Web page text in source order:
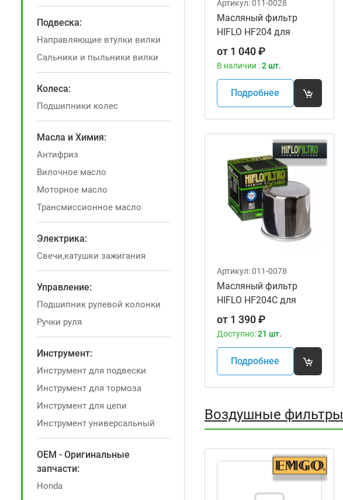
Подвеска:
Направляющие втулки вилки
Сальники и пыльники вилки
Колеса:
Подшипники колес
Масла и Химия:
Антифриз
Вилочное масло
Моторное масло
Трансмиссионное масло
Электрика:
Свечи,катушки зажигания
Управление:
Подшипник рулевой колонки
Ручки руля
Инструмент:
Инструмент для подвески
Инструмент для тормоза
Инструмент для цепи
Инструмент универсальный
OEM - Оригинальные
запчасти:
Honda
Артикул:011-0028
Масляный фильтр
HIFLO HF204 для
мотоциклов
от 1 040₽
В наличии :2 шт.
Подробнее
Артикул:011-0078
Масляный фильтр
HIFLO HF204C для
мотоциклов
от 1 390₽
Доступно:21 шт.
Подробнее
Воздушные фильтры